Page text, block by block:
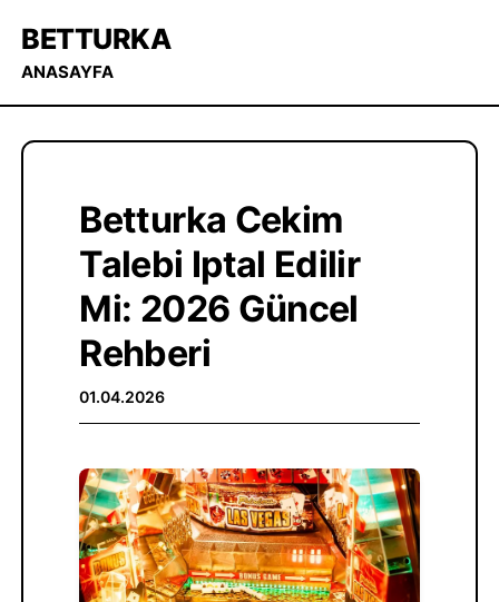
BETTURKA
ANASAYFA
Betturka Cekim
Talebi Iptal Edilir
Mi: 2026 Güncel
Rehberi
01.04.2026